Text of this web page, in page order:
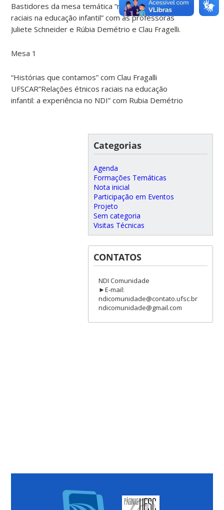
Bastidores da mesa temática “relações étnicos
raciais na educação infantil” com as professoras
Juliete Schneider e Rúbia Demétrio e Clau Fragelli.
Mesa 1
“Histórias que contamos” com Clau Fragalli
UFSCAR”Relações étnicos raciais na educação
infantil: a experiência no NDI” com Rubia Demétrio
Categorias
Agenda
Formações Temáticas
Nota inicial
Participação em Eventos
Projeto
Sem categoria
Visitas Técnicas
CONTATOS
NDI Comunidade
►E-mail:
ndicomunidade@contato.ufsc.br
ndicomunidade@gmail.com